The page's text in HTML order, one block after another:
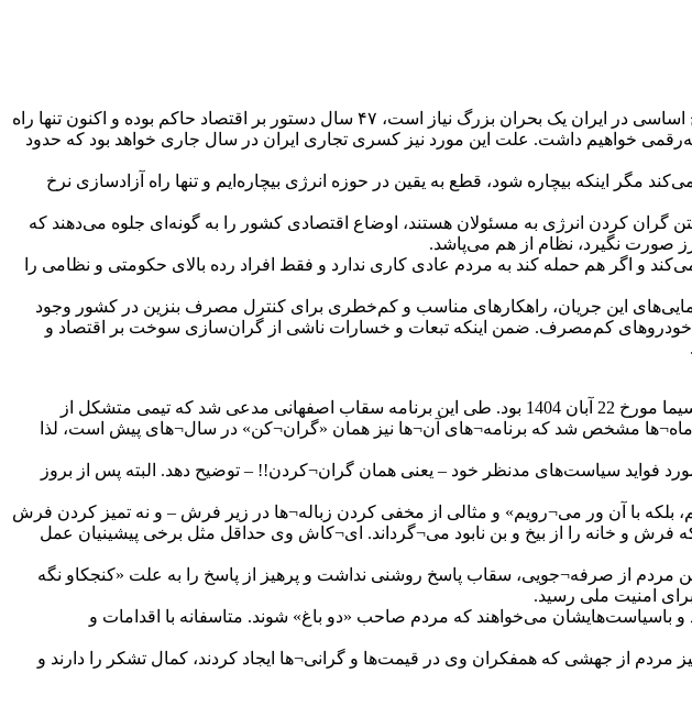
الحسینی مدعی شد: جمهوری اسلامی الآن چاره‌ای ندارد جز آزادسازی قیمت ندارد، پیش‌تر هم گفتم برای اصلاح اساسی در ایران یک بحران بزرگ نیاز است، ۴۷ سال دستور بر اقتصاد حاکم بوده و اکنون تنها راه
خواهیم داشت. علت این مورد نیز کسری تجاری ایران در سال جاری خواهد بود که حدود
مگر اینکه بیچاره شود، قطع به یقین در حوزه انرژی بیچاره‌ایم و تنها راه آزادسازی نرخ
گران کردن انرژی به مسئولان هستند، اوضاع اقتصادی کشور را به گونه‌ای جلوه می‌دهند که
صورت نگیرد، نظام از هم می‌پاشد.
و اگر هم حمله کند به مردم عادی کاری ندارد و فقط افراد رده بالای حکومتی و نظامی را
این جریان، راهکارهای مناسب و کم‌خطری برای کنترل مصرف بنزین در کشور وجود
خودروهای کم‌مصرف. ضمن اینکه تبعات و خسارات ناشی از گران‌سازی سوخت بر اقتصاد و
شاید بتوان گفت یکی از مهمترین مقاطع موضع¬گیری سقاب، حضور او در برنامه گفت‌وگوی ویژه خبری صداوسیما مورخ 22 آبان 1404 بود. طی این برنامه سقاب اصفهانی مدعی شد که تیمی متشکل از
ماه¬ها مشخص شد که برنامه¬های آن¬ها نیز همان «گران¬کن» در سال¬های پیش است، لذا
فواید سیاست‌های مدنظر خود – یعنی همان گران¬کردن!! – توضیح دهد. البته پس از بروز
بلکه با آن ور می¬رویم» و مثالی از مخفی کردن زباله¬ها در زیر فرش – و نه تمیز کردن فرش
و خانه را از بیخ و بن نابود می¬گرداند. ای¬کاش وی حداقل مثل برخی پیشینیان عمل
مردم از صرفه¬جویی، سقاب پاسخ روشنی نداشت و پرهیز از پاسخ را به علت «کنجکاو نگه
امنیت ملی رسید.
باسیاست‌هایشان می‌خواهند که مردم صاحب «دو باغ» شوند. متاسفانه با اقدامات و
از جهشی که همفکران وی در قیمت‌ها و گرانی¬ها ایجاد کردند، کمال تشکر را دارند و